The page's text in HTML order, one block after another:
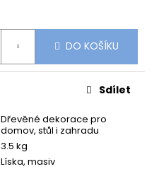
DO KOŠÍKU
Dřevěné dekorace pro
domov, stůl i zahradu
3.5 kg
Líska, masiv
Sdílet